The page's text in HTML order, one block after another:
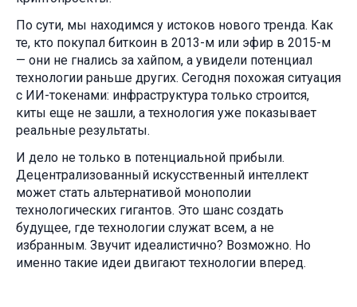
По сути, мы находимся у истоков нового тренда. Как
те, кто покупал биткоин в 2013-м или эфир в 2015-м
— они не гнались за хайпом, а увидели потенциал
технологии раньше других. Сегодня похожая ситуация
с ИИ-токенами: инфраструктура только строится,
киты еще не зашли, а технология уже показывает
реальные результаты.
И дело не только в потенциальной прибыли.
Децентрализованный искусственный интеллект
может стать альтернативой монополии
технологических гигантов. Это шанс создать
будущее, где технологии служат всем, а не
избранным. Звучит идеалистично? Возможно. Но
именно такие идеи двигают технологии вперед.